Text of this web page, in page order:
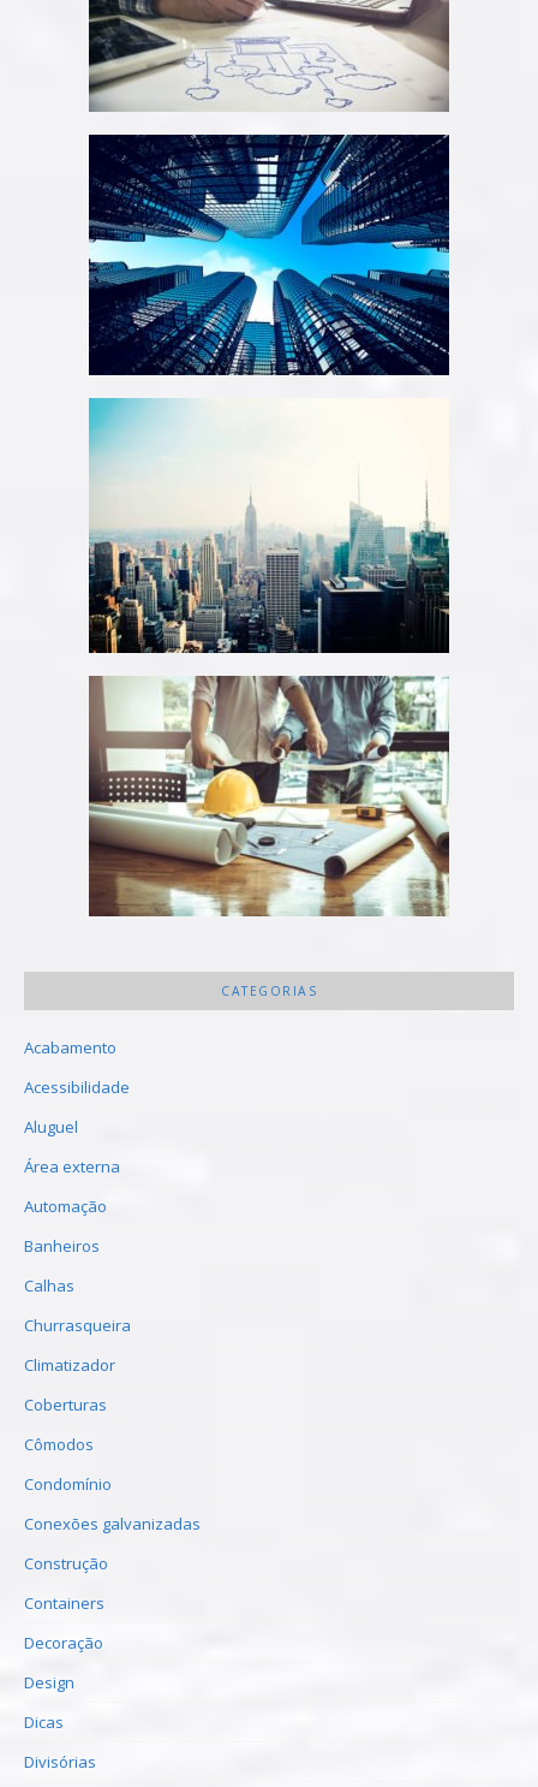
CATEGORIAS
Acabamento
Acessibilidade
Aluguel
Área externa
Automação
Banheiros
Calhas
Churrasqueira
Climatizador
Coberturas
Cômodos
Condomínio
Conexões galvanizadas
Construção
Containers
Decoração
Design
Dicas
Divisórias